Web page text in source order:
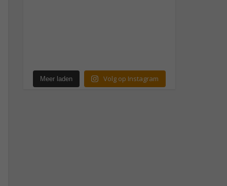
Meer laden Volg op Instagram